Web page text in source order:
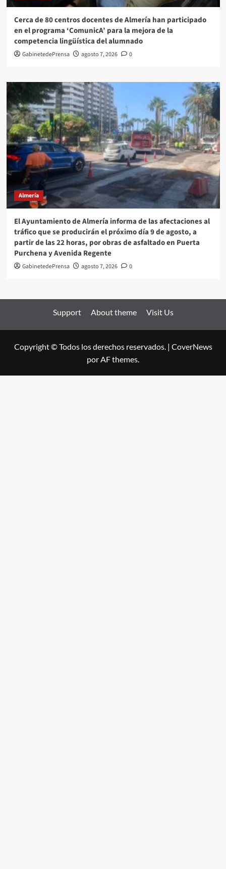
Cerca de 80 centros docentes de Almería han participado
en el programa ‘ComunicA’ para la mejora de la
competencia lingüística del alumnado
GabinetedePrensa agosto 7, 2026 0
Almería
El Ayuntamiento de Almería informa de las afectaciones al
tráfico que se producirán el próximo día 9 de agosto, a
partir de las 22 horas, por obras de asfaltado en Puerta
Purchena y Avenida Regente
GabinetedePrensa agosto 7, 2026 0
Support About theme Visit Us
Copyright © Todos los derechos reservados. | CoverNews
por AF themes.